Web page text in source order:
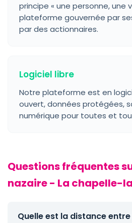
principe « une personne, une
plateforme gouvernée par
par des actionnaires.
Logiciel libre
Notre plateforme est en
ouvert, données protégées,
numérique pour toutes et
Questions fréquentes
nazaire - La chapelle-
Quelle est la distance